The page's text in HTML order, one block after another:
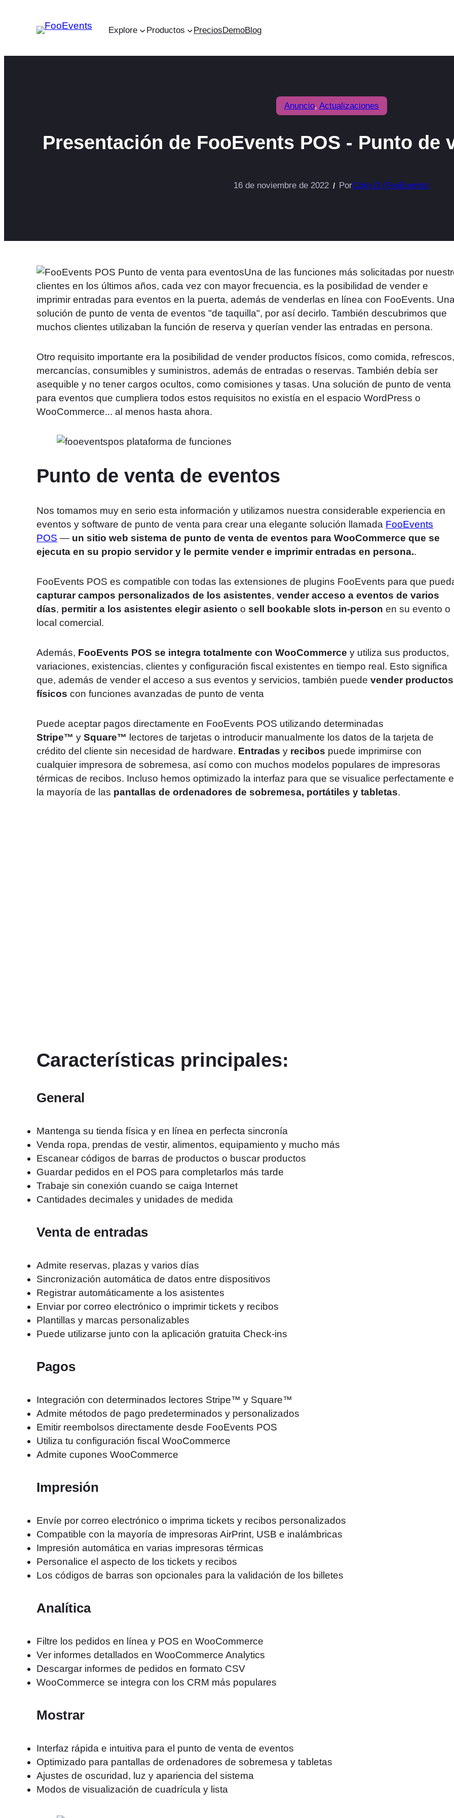
Explore Productos PreciosDemoBlog
Anuncio, Actualizaciones
Presentación de FooEvents POS - Punto de
16 de noviembre de 2022 PorColin D (FooEvents)
Una de las funciones más solicitadas por
clientes en los últimos años, cada vez con mayor frecuencia, es la posibilidad de vender e
imprimir entradas para eventos en la puerta, además de venderlas en línea con FooEvents.
solución de punto de venta de eventos "de taquilla", por así decirlo. También descubrimos que
muchos clientes utilizaban la función de reserva y querían vender las entradas en persona.
Otro requisito importante era la posibilidad de vender productos físicos, como comida, refrescos,
mercancías, consumibles y suministros, además de entradas o reservas. También debía ser
asequible y no tener cargos ocultos, como comisiones y tasas. Una solución de punto de venta
para eventos que cumpliera todos estos requisitos no existía en el espacio WordPress o
WooCommerce... al menos hasta ahora.
Punto de venta de eventos
Nos tomamos muy en serio esta información y utilizamos nuestra considerable experiencia en
eventos y software de punto de venta para crear una elegante solución llamada FooEvents
POS — un sitio web sistema de punto de venta de eventos para WooCommerce que se
ejecuta en su propio servidor y le permite vender e imprimir entradas en persona..
FooEvents POS es compatible con todas las extensiones de plugins FooEvents para que
capturar campos personalizados de los asistentes, vender acceso a eventos de varios
días, permitir a los asistentes elegir asiento o sell bookable slots in-person en su evento o
local comercial.
Además, FooEvents POS se integra totalmente con WooCommerce y utiliza sus productos,
variaciones, existencias, clientes y configuración fiscal existentes en tiempo real. Esto significa
que, además de vender el acceso a sus eventos y servicios, también puede vender productos
físicos con funciones avanzadas de punto de venta
Puede aceptar pagos directamente en FooEvents POS utilizando determinadas
Stripe™ y Square™ lectores de tarjetas o introducir manualmente los datos de la tarjeta de
crédito del cliente sin necesidad de hardware. Entradas y recibos puede imprimirse con
cualquier impresora de sobremesa, así como con muchos modelos populares de impresoras
térmicas de recibos. Incluso hemos optimizado la interfaz para que se visualice perfectamente
la mayoría de las pantallas de ordenadores de sobremesa, portátiles y tabletas.
Características principales:
General
Mantenga su tienda física y en línea en perfecta sincronía
Venda ropa, prendas de vestir, alimentos, equipamiento y mucho más
Escanear códigos de barras de productos o buscar productos
Guardar pedidos en el POS para completarlos más tarde
Trabaje sin conexión cuando se caiga Internet
Cantidades decimales y unidades de medida
Venta de entradas
Admite reservas, plazas y varios días
Sincronización automática de datos entre dispositivos
Registrar automáticamente a los asistentes
Enviar por correo electrónico o imprimir tickets y recibos
Plantillas y marcas personalizables
Puede utilizarse junto con la aplicación gratuita Check-ins
Pagos
Integración con determinados lectores Stripe™ y Square™
Admite métodos de pago predeterminados y personalizados
Emitir reembolsos directamente desde FooEvents POS
Utiliza tu configuración fiscal WooCommerce
Admite cupones WooCommerce
Impresión
Envíe por correo electrónico o imprima tickets y recibos personalizados
Compatible con la mayoría de impresoras AirPrint, USB e inalámbricas
Impresión automática en varias impresoras térmicas
Personalice el aspecto de los tickets y recibos
Los códigos de barras son opcionales para la validación de los billetes
Analítica
Filtre los pedidos en línea y POS en WooCommerce
Ver informes detallados en WooCommerce Analytics
Descargar informes de pedidos en formato CSV
WooCommerce se integra con los CRM más populares
Mostrar
Interfaz rápida e intuitiva para el punto de venta de eventos
Optimizado para pantallas de ordenadores de sobremesa y tabletas
Ajustes de oscuridad, luz y apariencia del sistema
Modos de visualización de cuadrícula y lista